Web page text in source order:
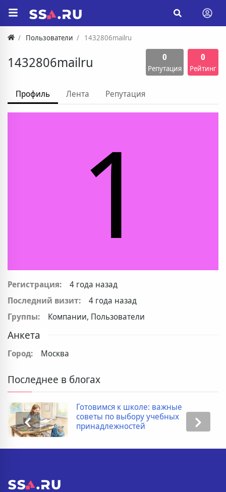
Пользователи 1432806mailru
1432806mailru 0
Репутация
0
Рейтинг
Профиль Лента Репутация
1
Регистрация:
4 года назад
Последний визит:
4 года назад
Группы:
Компании, Пользователи
Анкета
Город: Москва
Последнее в блогах
Готовимся к школе: важные
советы по выбору учебных
принадлежностей